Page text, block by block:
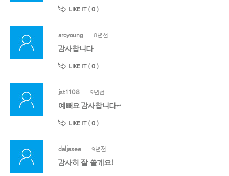
LIKE IT ( 0 )
aroyoung 8년전
감사합니다
LIKE IT ( 0 )
jst1108 9년전
예뻐요 감사합니다~
LIKE IT ( 0 )
daljasee 9년전
감사히 잘 쓸게요!